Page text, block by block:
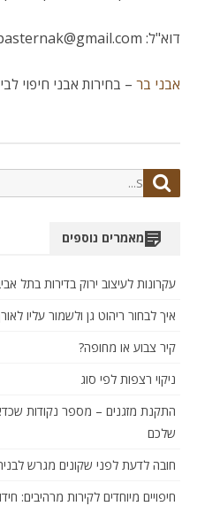
דוא"ל:
אבני בר – בחירות אבני חיפוי
Search
for:
Search
מאמרים נוספים
עקרונות לעיצוב ירוק בדירות בתל
איך לבחור ריהוט גן ולשמור עליו
קיר צבוע או מחופה?
ניקוי רצפות לפי סוג
התקנת מזגנים – מספר נקודות
שלכם
חובה לדעת לפני שקונים מגרש
חיפויים מיוחדים לקירות מרהיבים: